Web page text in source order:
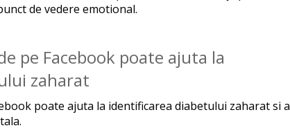
de vedere emotional.
pe Facebook poate ajuta la
zaharat
poate ajuta la identificarea diabetului zaharat si a